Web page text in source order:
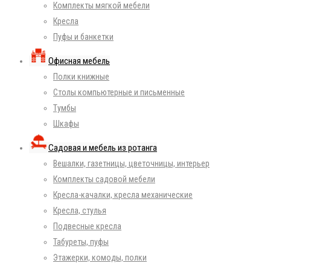
Комплекты мягкой мебели
Кресла
Пуфы и банкетки
Офисная мебель
Полки книжные
Столы компьютерные и письменные
Тумбы
Шкафы
Садовая и мебель из ротанга
Вешалки, газетницы, цветочницы, интерьер
Комплекты садовой мебели
Кресла-качалки, кресла механические
Кресла, стулья
Подвесные кресла
Табуреты, пуфы
Этажерки, комоды, полки